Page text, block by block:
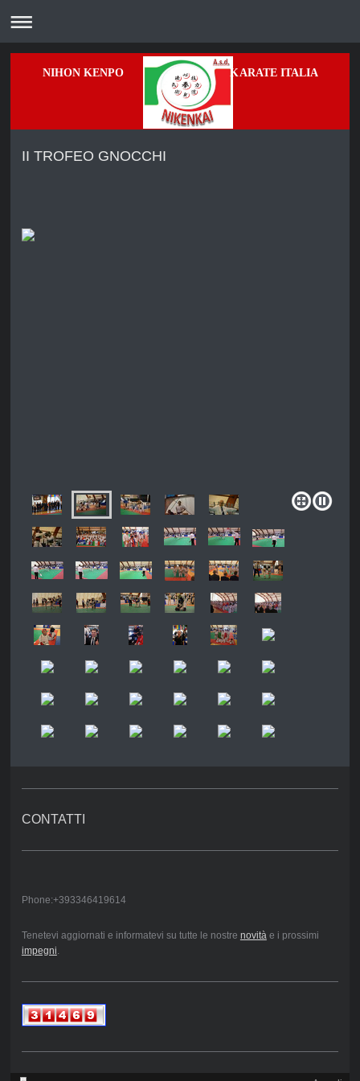
NIHON KENPO KARATE ITALIA
II TROFEO GNOCCHI
CONTATTI
Phone:+393346419614
Tenetevi aggiornati e informatevi su tutte le nostre novitàe i prossimi
impegni.